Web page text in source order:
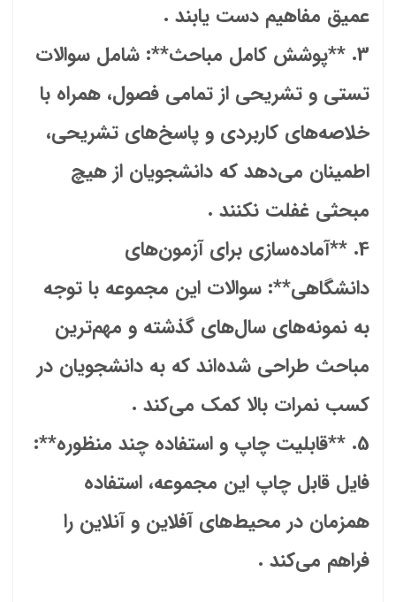
عمیق مفاهیم دست یابند .
3. **پوشش کامل مباحث**: شامل سوالات
تستی و تشریحی از تمامی فصول، همراه با
خلاصه‌های کاربردی و پاسخ‌های تشریحی،
اطمینان می‌دهد که دانشجویان از هیچ
مبحثی غفلت نکنند .
4. **آماده‌سازی برای آزمون‌های
دانشگاهی**: سوالات این مجموعه با توجه
به نمونه‌های سال‌های گذشته و مهم‌ترین
مباحث طراحی شده‌اند که به دانشجویان در
کسب نمرات بالا کمک می‌کند .
5. **قابلیت چاپ و استفاده چند منظوره**:
فایل قابل چاپ این مجموعه، استفاده
همزمان در محیط‌های آفلاین و آنلاین را
فراهم می‌کند .